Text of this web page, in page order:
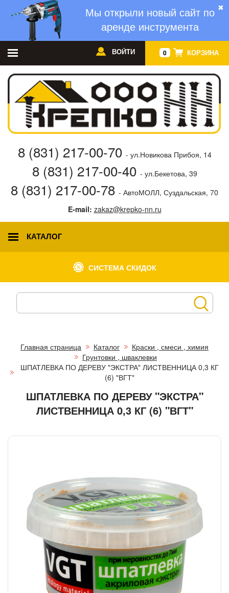
✖
Мы открыли новый сайт по
аренде инструмента
0 КОРЗИНА
ВОЙТИ
8 (831) 217-00-70 - ул.Новикова Прибоя, 14
8 (831) 217-00-40 - ул.Бекетова, 39
8 (831) 217-00-78 - АвтоМОЛЛ, Суздальская, 70
E-mail: zakaz@krepko-nn.ru
КАТАЛОГ
СИСТЕМА СКИДОК
Главная страница Каталог
Краски , смеси , химия
Грунтовки , шваклевки
ШПАТЛЕВКА ПО ДЕРЕВУ "ЭКСТРА" ЛИСТВЕННИЦА 0,3 КГ
(6) "ВГТ"
ШПАТЛЕВКА ПО ДЕРЕВУ "ЭКСТРА"
ЛИСТВЕННИЦА 0,3 КГ (6) "ВГТ"